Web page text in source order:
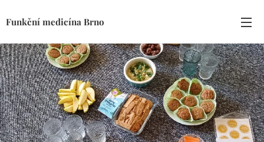
Funkční medicína Brno